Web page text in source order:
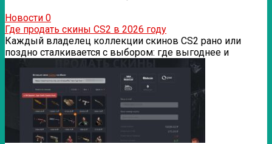
Новости 0
Где продать скины CS2 в 2026 году
Каждый владелец коллекции скинов CS2 рано или
поздно сталкивается с выбором: где выгоднее и